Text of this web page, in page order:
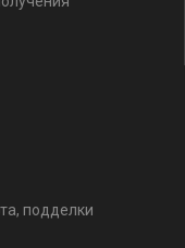
подделки